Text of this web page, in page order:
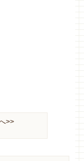
>>